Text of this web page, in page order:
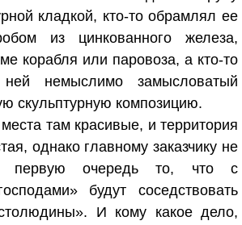
кладкой, кто-то обрамлял ее
из цинкованного железа,
корабля или паровоза, а кто-то
немыслимо замысловатый
скульптурную композицию.
там красивые, и территория
однако главному заказчику не
первую очередь то, что с
будут соседствовать
И кому какое дело,